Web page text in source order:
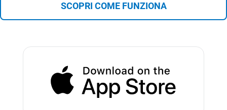
CRM
Email Marketing
SCOPRI COME FUNZIONA